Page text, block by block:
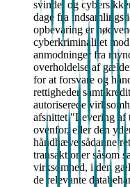
svindel og
dage fra
opbevaring er
cyberkriminalitet
anmodninger fra
overholdelse af
for at forsvare og
rettigheder samt
autoriserede
afsnittet "Levering af
ovenfor, eller den
håndhæve sådanne
transaktioner såsom
virksomhed, i den
de relevante